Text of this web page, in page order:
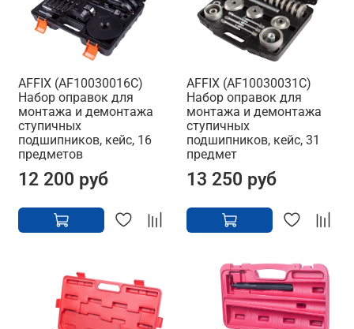
AFFIX (AF10030016C)
Набор оправок для
монтажа и демонтажа
ступичных
подшипников, кейс, 16
предметов
12 200 руб
AFFIX (AF10030031C)
Набор оправок для
монтажа и демонтажа
ступичных
подшипников, кейс, 31
предмет
13 250 руб